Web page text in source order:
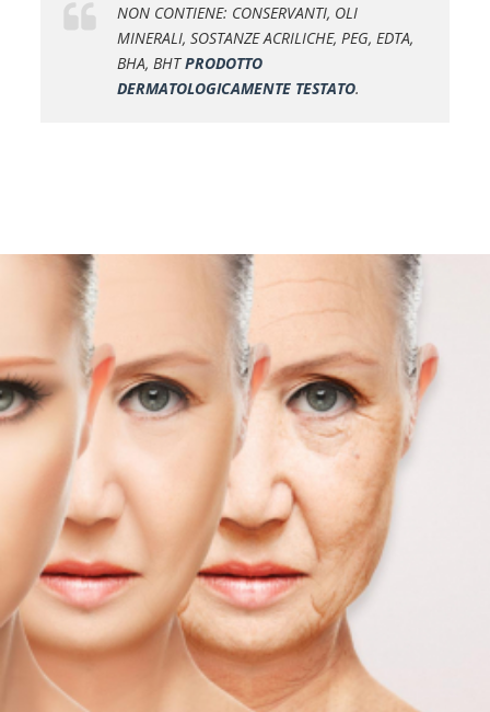
NON CONTIENE: CONSERVANTI, OLI
MINERALI, SOSTANZE ACRILICHE, PEG, EDTA,
BHA, BHTPRODOTTO
DERMATOLOGICAMENTE TESTATO.